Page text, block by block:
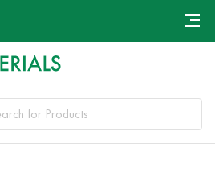
Payment and Delivery